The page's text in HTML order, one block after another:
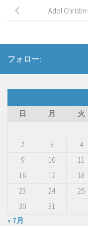
Adol
フォロー:
日
月 火
2
3 4
9
10 11
16
17 18
23
24 25
30
31
« 7月